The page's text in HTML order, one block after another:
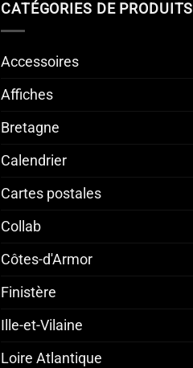
CATÉGORIES DE PRODUITS
Accessoires
Affiches
Bretagne
Calendrier
Cartes postales
Collab
Côtes-d'Armor
Finistère
Ille-et-Vilaine
Loire Atlantique